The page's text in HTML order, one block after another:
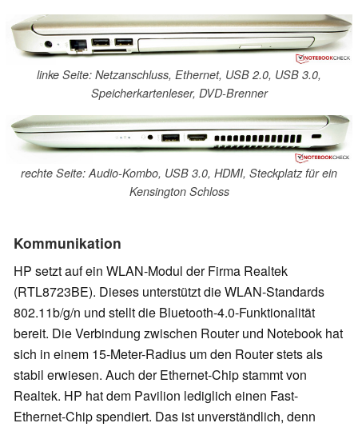
linke Seite: Netzanschluss, Ethernet, USB 2.0, USB 3.0,
Speicherkartenleser, DVD-Brenner
rechte Seite: Audio-Kombo, USB 3.0, HDMI, Steckplatz für ein
Kensington Schloss
Kommunikation
HP setzt auf ein WLAN-Modul der Firma Realtek
(RTL8723BE). Dieses unterstützt die WLAN-Standards
802.11b/g/n und stellt die Bluetooth-4.0-Funktionalität
bereit. Die Verbindung zwischen Router und Notebook hat
sich in einem 15-Meter-Radius um den Router stets als
stabil erwiesen. Auch der Ethernet-Chip stammt von
Realtek. HP hat dem Pavilion lediglich einen Fast-
Ethernet-Chip spendiert. Das ist unverständlich, denn